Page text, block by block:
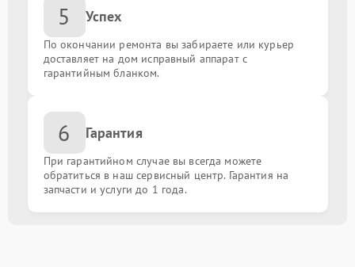
Обновление BIOS от 2200.00 ₽
5 Успех
По окончании ремонта вы забираете или курьер
доставляет на дом исправный аппарат с
гарантийным бланком.
6 Гарантия
При гарантийном случае вы всегда можете
обратиться в наш сервисный центр. Гарантия на
запчасти и услуги до 1 года.